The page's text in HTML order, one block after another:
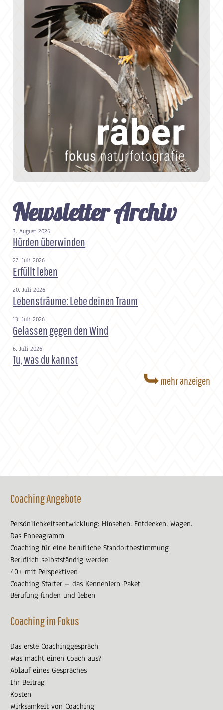
Newsletter Archiv
3. August 2026
Hürden überwinden
27. Juli 2026
Erfüllt leben
20. Juli 2026
Lebensträume: Lebe deinen Traum
13. Juli 2026
Gelassen gegen den Wind
6. Juli 2026
Tu, was du kannst
mehr anzeigen
Coaching Angebote
Persönlichkeitsentwicklung: Hinsehen. Entdecken. Wagen.
Das Enneagramm
Coaching für eine berufliche Standortbestimmung
Beruflich selbstständig werden
40+ mit Perspektiven
Coaching Starter – das Kennenlern-Paket
Berufung finden und leben
Coaching im Fokus
Das erste Coachinggespräch
Was macht einen Coach aus?
Ablauf eines Gespräches
Ihr Beitrag
Kosten
Wirksamkeit von Coaching